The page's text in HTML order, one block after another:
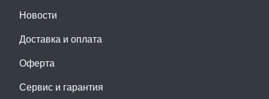
Новости
Доставка и оплата
Оферта
Сервис и гарантия